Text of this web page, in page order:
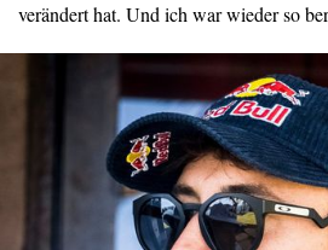
verändert hat. Und ich war wieder so